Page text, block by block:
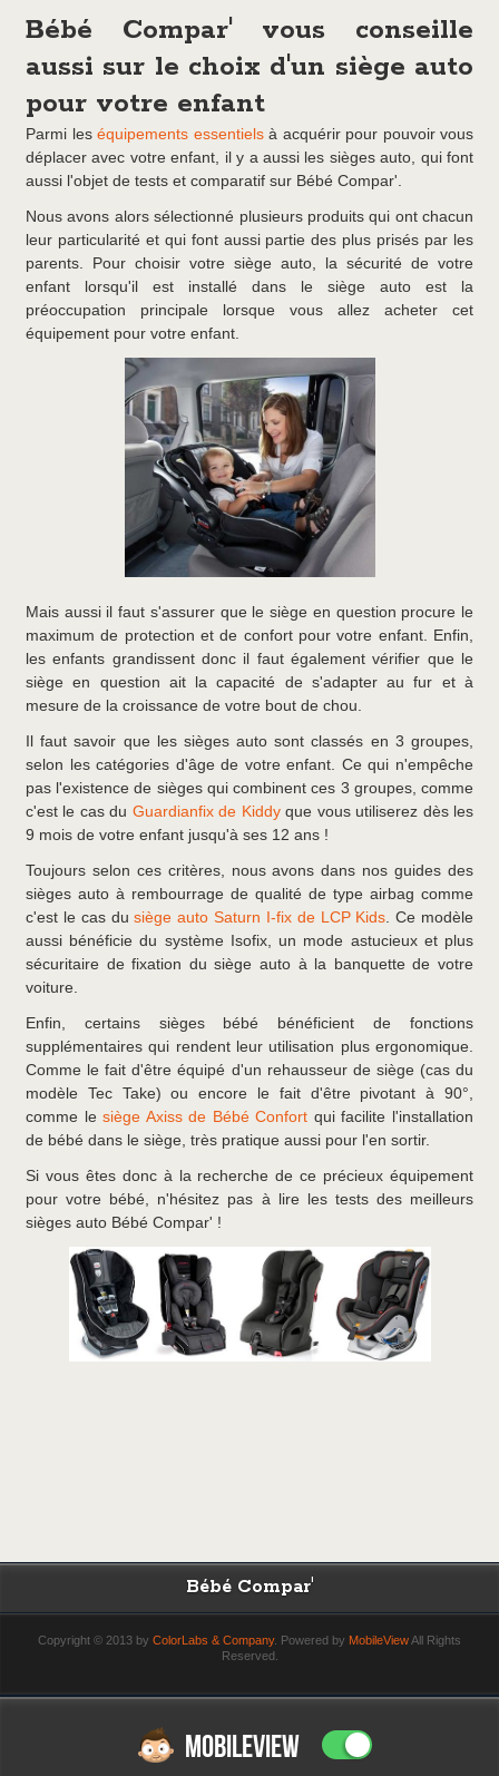
Bébé Compar' vous conseille
aussi sur le choix d'un siège auto
pour votre enfant
Parmi les équipements essentielsà acquérir pour pouvoir vous
déplacer avec votre enfant, il y a aussi les sièges auto, qui font
aussi l'objet de tests et comparatif sur Bébé Compar'.
Nous avons alors sélectionné plusieurs produits qui ont chacun
leur particularité et qui font aussi partie des plus prisés par les
parents. Pour choisir votre siège auto, la sécurité de votre
enfant lorsqu'il est installé dans le siège auto est la
préoccupation principale lorsque vous allez acheter cet
équipement pour votre enfant.
Mais aussi il faut s'assurer que le siège en question procure le
maximum de protection et de confort pour votre enfant. Enfin,
les enfants grandissent donc il faut également vérifier que le
siège en question ait la capacité de s'adapter au fur et à
mesure de la croissance de votre bout de chou.
Il faut savoir que les sièges auto sont classés en 3 groupes,
selon les catégories d'âge de votre enfant. Ce qui n'empêche
pas l'existence de sièges qui combinent ces 3 groupes, comme
c'est le cas du Guardianfix de Kiddyque vous utiliserez dès les
9 mois de votre enfant jusqu'à ses 12 ans !
Toujours selon ces critères, nous avons dans nos guides des
sièges auto à rembourrage de qualité de type airbag comme
c'est le cas dusiège auto Saturn I-fix de LCP Kids . Ce modèle
aussi bénéficie du système Isofix, un mode astucieux et plus
sécuritaire de fixation du siège auto à la banquette de votre
voiture.
Enfin, certains sièges bébé bénéficient de fonctions
supplémentaires qui rendent leur utilisation plus ergonomique.
Comme le fait d'être équipé d'un rehausseur de siège (cas du
modèle Tec Take) ou encore le fait d'être pivotant à 90°,
comme lesiège Axiss de Bébé Confort qui facilite l'installation
de bébé dans le siège, très pratique aussi pour l'en sortir.
Si vous êtes donc à la recherche de ce précieux équipement
pour votre bébé, n'hésitez pas à lire les tests des meilleurs
sièges auto Bébé Compar' !
Bébé Compar'
Copyright © 2013 by ColorLabs & Company. Powered by MobileViewAll Rights
Reserved.
MOBILEVIEW